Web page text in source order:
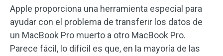
Apple proporciona una herramienta especial para
ayudar con el problema de transferir los datos de
un MacBook Pro muerto a otro MacBook Pro.
Parece fácil, lo difícil es que, en la mayoría de las